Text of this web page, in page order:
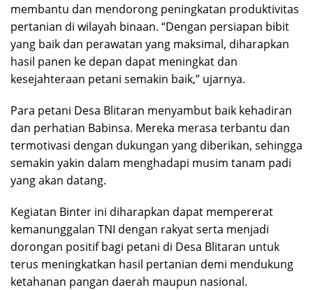
membantu dan mendorong peningkatan produktivitas
pertanian di wilayah binaan. “Dengan persiapan bibit
yang baik dan perawatan yang maksimal, diharapkan
hasil panen ke depan dapat meningkat dan
kesejahteraan petani semakin baik,” ujarnya.
Para petani Desa Blitaran menyambut baik kehadiran
dan perhatian Babinsa. Mereka merasa terbantu dan
termotivasi dengan dukungan yang diberikan, sehingga
semakin yakin dalam menghadapi musim tanam padi
yang akan datang.
Kegiatan Binter ini diharapkan dapat mempererat
kemanunggalan TNI dengan rakyat serta menjadi
dorongan positif bagi petani di Desa Blitaran untuk
terus meningkatkan hasil pertanian demi mendukung
ketahanan pangan daerah maupun nasional.